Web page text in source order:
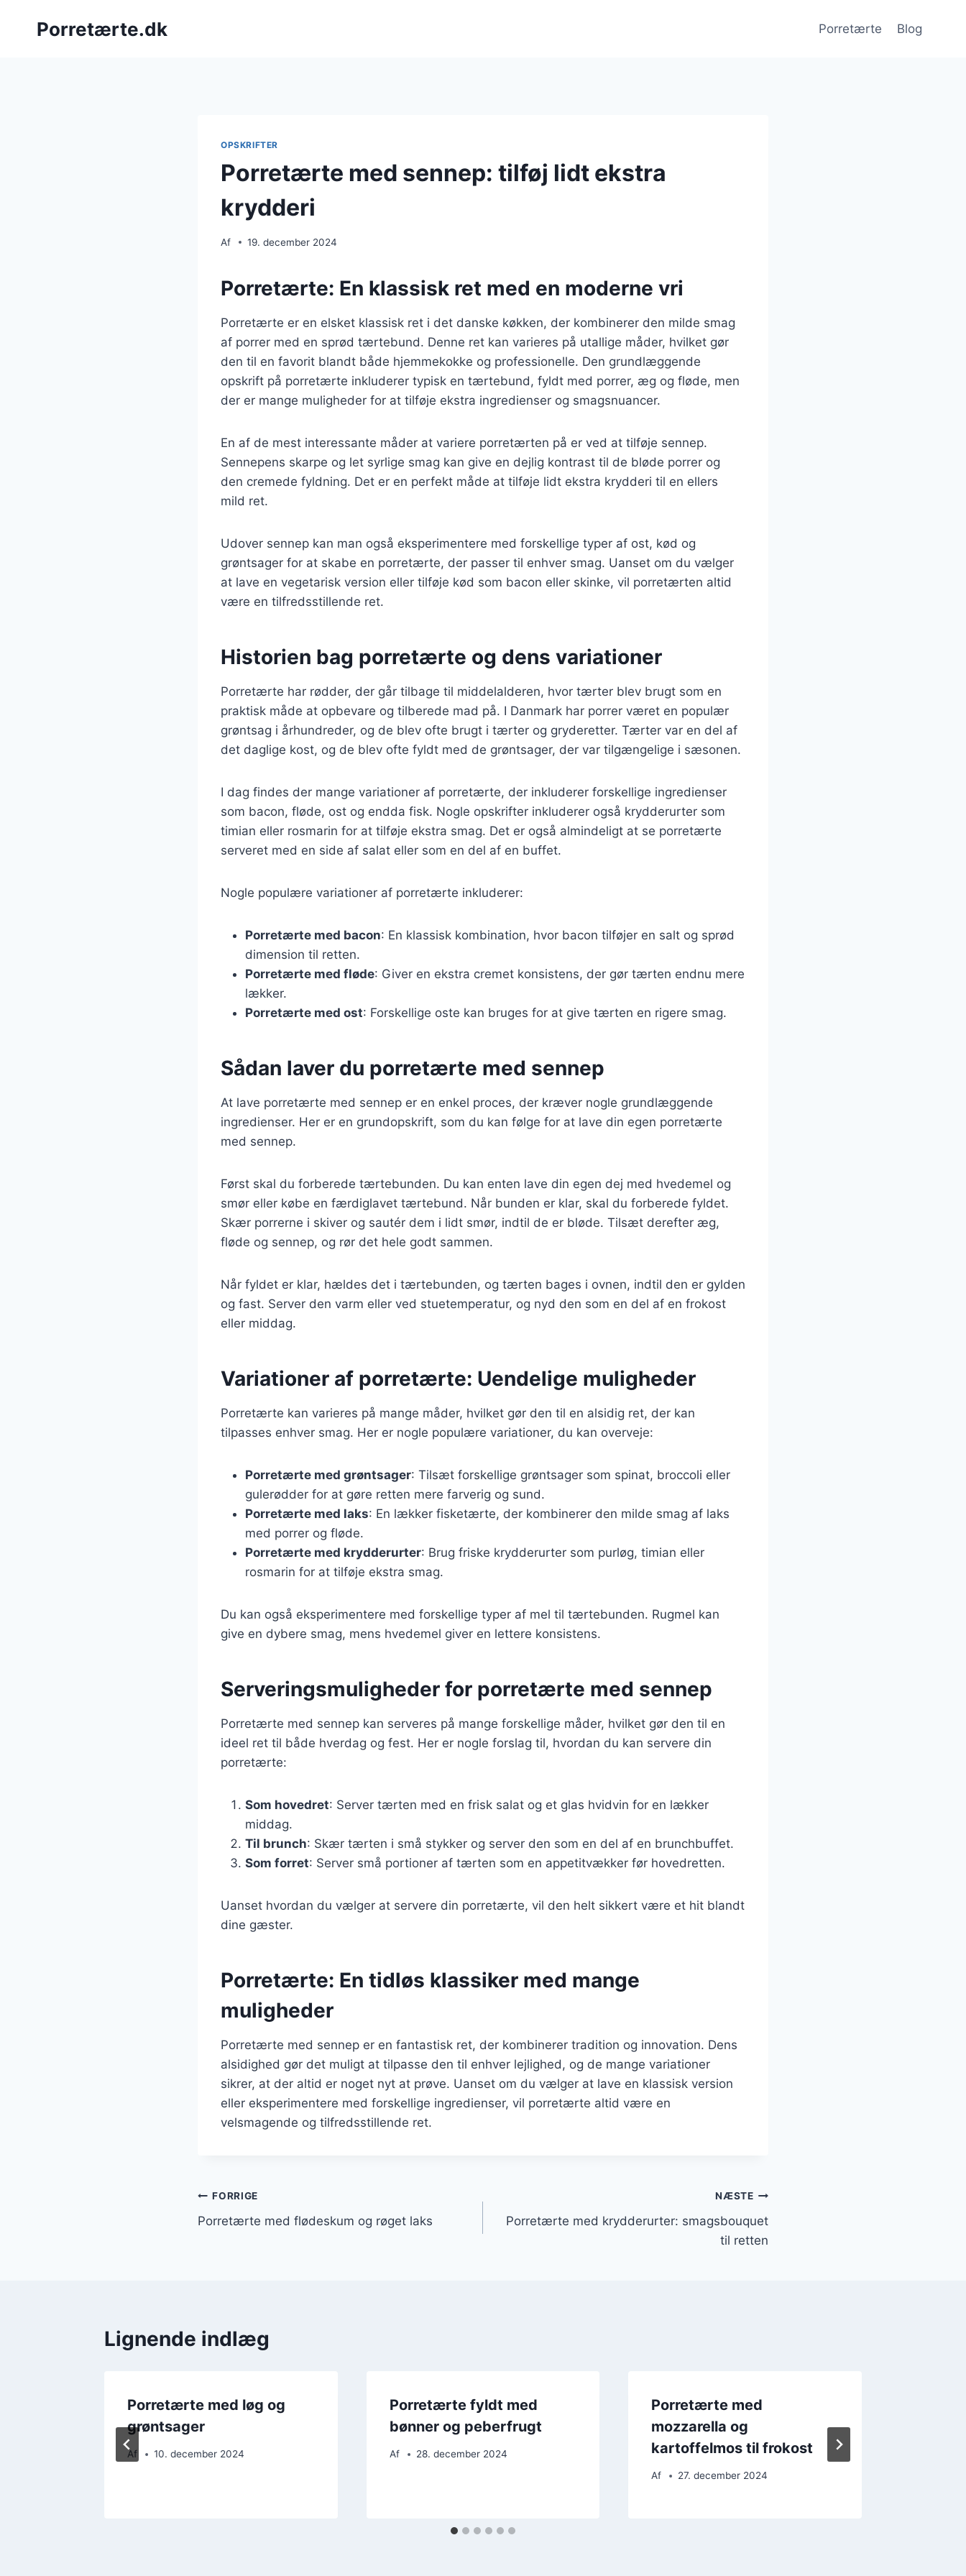
Porretærte.dk Porretærte Blog
OPSKRIFTER
Porretærte med sennep: tilføj lidt ekstra
krydderi
Af 19. december 2024
Porretærte: En klassisk ret med en moderne vri
Porretærte er en elsket klassisk ret i det danske køkken, der kombinerer den milde smag
af porrer med en sprød tærtebund. Denne ret kan varieres på utallige måder, hvilket gør
den til en favorit blandt både hjemmekokke og professionelle. Den grundlæggende
opskrift på porretærte inkluderer typisk en tærtebund, fyldt med porrer, æg og fløde, men
der er mange muligheder for at tilføje ekstra ingredienser og smagsnuancer.
En af de mest interessante måder at variere porretærten på er ved at tilføje sennep.
Sennepens skarpe og let syrlige smag kan give en dejlig kontrast til de bløde porrer og
den cremede fyldning. Det er en perfekt måde at tilføje lidt ekstra krydderi til en ellers
mild ret.
Udover sennep kan man også eksperimentere med forskellige typer af ost, kød og
grøntsager for at skabe en porretærte, der passer til enhver smag. Uanset om du vælger
at lave en vegetarisk version eller tilføje kød som bacon eller skinke, vil porretærten altid
være en tilfredsstillende ret.
Historien bag porretærte og dens variationer
Porretærte har rødder, der går tilbage til middelalderen, hvor tærter blev brugt som en
praktisk måde at opbevare og tilberede mad på. I Danmark har porrer været en populær
grøntsag i århundreder, og de blev ofte brugt i tærter og gryderetter. Tærter var en del af
det daglige kost, og de blev ofte fyldt med de grøntsager, der var tilgængelige i sæsonen.
I dag findes der mange variationer af porretærte, der inkluderer forskellige ingredienser
som bacon, fløde, ost og endda fisk. Nogle opskrifter inkluderer også krydderurter som
timian eller rosmarin for at tilføje ekstra smag. Det er også almindeligt at se porretærte
serveret med en side af salat eller som en del af en buffet.
Nogle populære variationer af porretærte inkluderer:
Porretærte med bacon: En klassisk kombination, hvor bacon tilføjer en salt og sprød
dimension til retten.
Porretærte med fløde: Giver en ekstra cremet konsistens, der gør tærten endnu mere
lækker.
Porretærte med ost: Forskellige oste kan bruges for at give tærten en rigere smag.
Sådan laver du porretærte med sennep
At lave porretærte med sennep er en enkel proces, der kræver nogle grundlæggende
ingredienser. Her er en grundopskrift, som du kan følge for at lave din egen porretærte
med sennep.
Først skal du forberede tærtebunden. Du kan enten lave din egen dej med hvedemel og
smør eller købe en færdiglavet tærtebund. Når bunden er klar, skal du forberede fyldet.
Skær porrerne i skiver og sautér dem i lidt smør, indtil de er bløde. Tilsæt derefter æg,
fløde og sennep, og rør det hele godt sammen.
Når fyldet er klar, hældes det i tærtebunden, og tærten bages i ovnen, indtil den er gylden
og fast. Server den varm eller ved stuetemperatur, og nyd den som en del af en frokost
eller middag.
Variationer af porretærte: Uendelige muligheder
Porretærte kan varieres på mange måder, hvilket gør den til en alsidig ret, der kan
tilpasses enhver smag. Her er nogle populære variationer, du kan overveje:
Porretærte med grøntsager: Tilsæt forskellige grøntsager som spinat, broccoli eller
gulerødder for at gøre retten mere farverig og sund.
Porretærte med laks: En lækker fisketærte, der kombinerer den milde smag af laks
med porrer og fløde.
Porretærte med krydderurter: Brug friske krydderurter som purløg, timian eller
rosmarin for at tilføje ekstra smag.
Du kan også eksperimentere med forskellige typer af mel til tærtebunden. Rugmel kan
give en dybere smag, mens hvedemel giver en lettere konsistens.
Serveringsmuligheder for porretærte med sennep
Porretærte med sennep kan serveres på mange forskellige måder, hvilket gør den til en
ideel ret til både hverdag og fest. Her er nogle forslag til, hvordan du kan servere din
porretærte:
Som hovedret: Server tærten med en frisk salat og et glas hvidvin for en lækker
middag.
Til brunch: Skær tærten i små stykker og server den som en del af en brunchbuffet.
Som forret: Server små portioner af tærten som en appetitvækker før hovedretten.
Uanset hvordan du vælger at servere din porretærte, vil den helt sikkert være et hit blandt
dine gæster.
Porretærte: En tidløs klassiker med mange
muligheder
Porretærte med sennep er en fantastisk ret, der kombinerer tradition og innovation. Dens
alsidighed gør det muligt at tilpasse den til enhver lejlighed, og de mange variationer
sikrer, at der altid er noget nyt at prøve. Uanset om du vælger at lave en klassisk version
eller eksperimentere med forskellige ingredienser, vil porretærte altid være en
velsmagende og tilfredsstillende ret.
Indlægsnavigation
FORRIGE
Porretærte med flødeskum og røget laks
NÆSTE
Porretærte med krydderurter: smagsbouquet
til retten
Lignende indlæg
Porretærte med løg og
grøntsager
Af 10. december 2024
Porretærte fyldt med
bønner og peberfrugt
Af 28. december 2024
Porretærte med
mozzarella og
kartoffelmos til frokost
Af 27. december 2024